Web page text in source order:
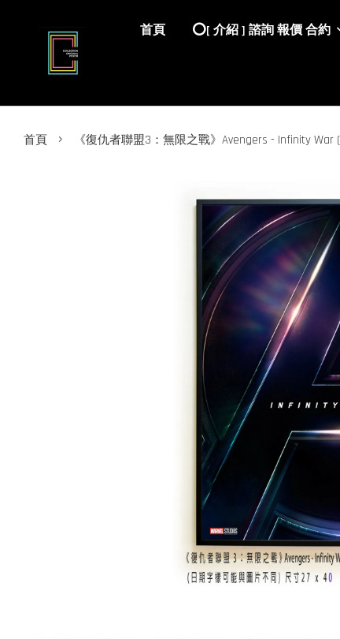
首頁 ⭕️[ 介紹 ] 諮詢 報價 合約
首頁 › 《復仇者聯盟3：無限之戰》Avengers - Infinity